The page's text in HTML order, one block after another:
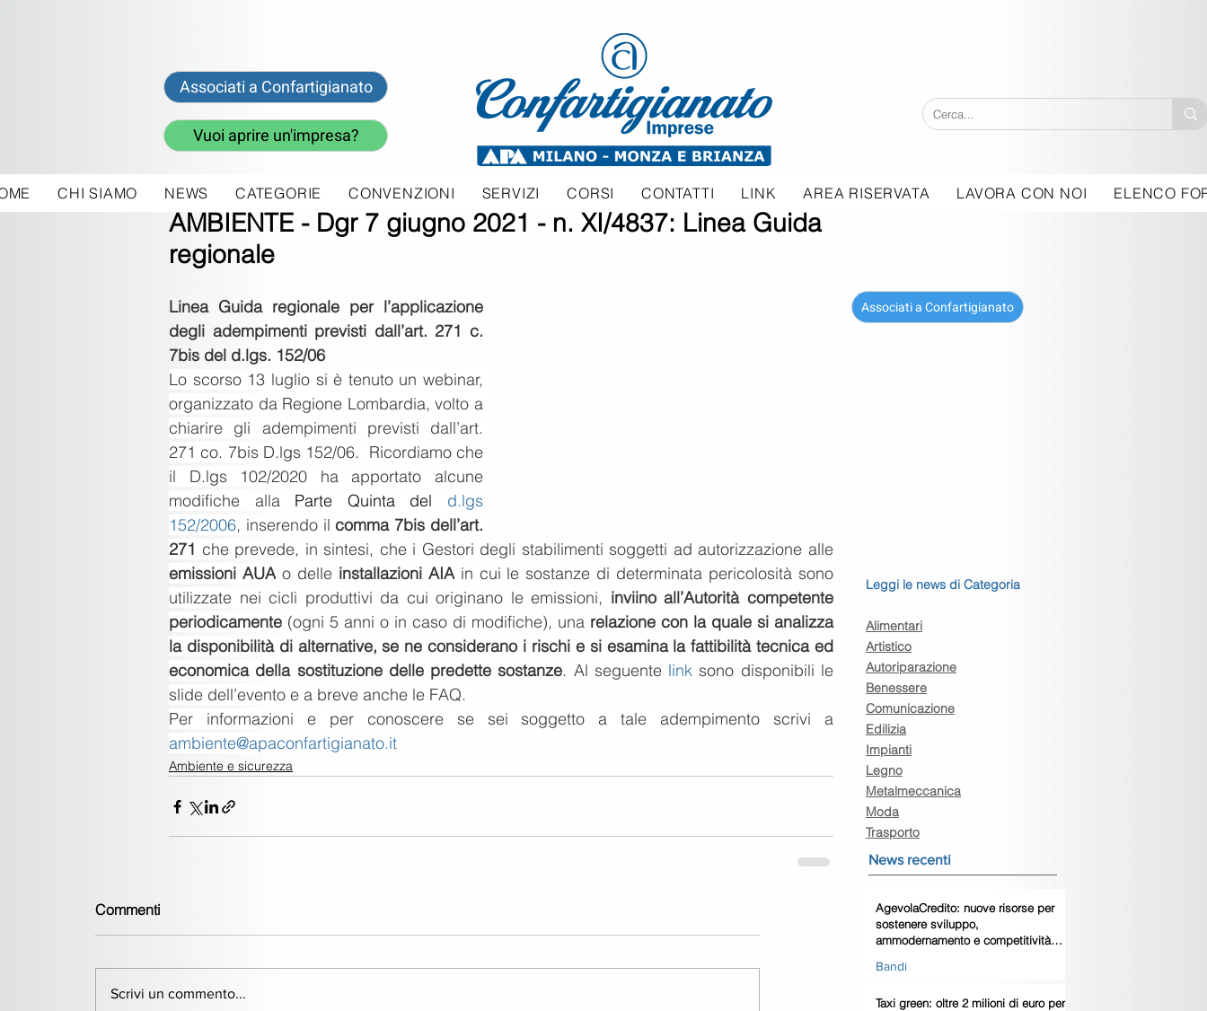
Associati a Confartigianato
Vuoi aprire un'impresa?
CHI SIAMO NEWS CATEGORIE CONVENZIONI SERVIZI CORSI CONTATTI LINK AREA RISERVATA LAVORA CON NOI ELENCO
AMBIENTE - Dgr 7 giugno 2021 - n. XI/4837: Linea Guida
regionale
23 lug 2021
Linea Guida regionale per l’applicazione
degli adempimenti previsti dall’art. 271 c.
7bis del d.lgs. 152/06
Lo scorso 13 luglio si è tenuto un webinar,
organizzato da Regione Lombardia, volto a
chiarire gli adempimenti previsti dall’art.
271 co. 7bis D.lgs 152/06.  Ricordiamo che
il D.lgs 102/2020 ha apportato alcune
modifiche alla Parte Quinta del d.lgs
152/2006, inserendo il comma 7bis dell’art.
271 che prevede, in sintesi, che i Gestori degli stabilimenti soggetti ad autorizzazione alle
emissioni AUA o delle installazioni AIA in cui le sostanze di determinata pericolosità sono
utilizzate nei cicli produttivi da cui originano le emissioni, inviino all’Autorità competente
periodicamente (ogni 5 anni o in caso di modifiche), una relazione con la quale si analizza
la disponibilità di alternative, se ne considerano i rischi e si esamina la fattibilità tecnica ed
economica della sostituzione delle predette sostanze. Al seguente link sono disponibili le
slide dell’evento e a breve anche le FAQ.
ambiente@apaconfartigianato.it
Ambiente e sicurezza
Commenti
Scrivi un commento...
Leggi le news di Categoria
Alimentari
Artistico
Autoriparazione
Benessere
Comunicazione
Edilizia
Impianti
Legno
Metalmeccanica
Moda
Trasporto
News recenti
AgevolaCredito: nuove risorse per
sostenere sviluppo,
ammodernamento e competitività
Bandi
Taxi green: oltre 2 milioni di euro per
Associati a Confartigianato